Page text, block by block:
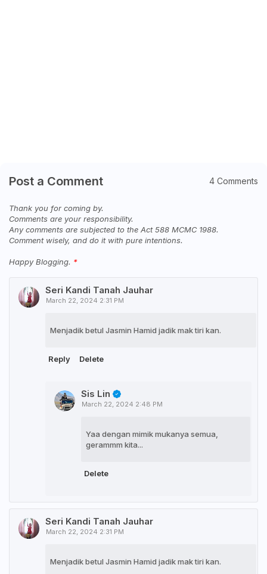
Post a Comment 4 Comments
Thank you for coming by.
Comments are your responsibility.
Any comments are subjected to the Act 588 MCMC 1988.
Comment wisely, and do it with pure intentions.
Happy Blogging.
Seri Kandi Tanah Jauhar
March 22, 2024 2:31 PM
Menjadik betul Jasmin Hamid jadik mak tiri kan.
Reply Delete
Sis Lin
March 22, 2024 2:48 PM
Yaa dengan mimik mukanya semua,
gerammm kita...
Delete
Seri Kandi Tanah Jauhar
March 22, 2024 2:31 PM
Menjadik betul Jasmin Hamid jadik mak tiri kan.